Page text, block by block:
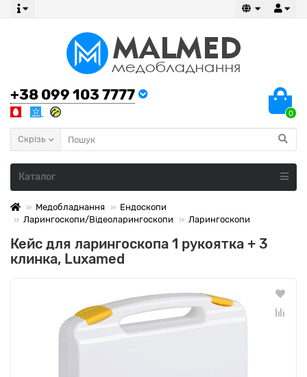
+38 099 103 7777
0
Скрізь
Каталог
Медобладнання
Ендоскопи
Ларингоскопи/Відеоларингоскопи
Ларингоскопи
Кейс для ларингоскопа 1 рукоятка + 3
клинка, Luxamed